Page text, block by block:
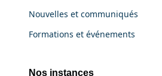
Nouvelles et communiqués
Formations et événements
Nos instances